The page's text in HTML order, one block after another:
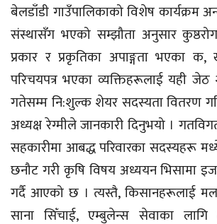
बेलडाँडी गाउँपालिकाको विशेष कार्यक्रम
संस्थासँग भएको सम्झौता अनुसार
प्रकार र प्रकृतिका अपाङ्गता भएका
परिचयपत्र भएका व्यक्तिहरूलाई यही
गतेसम्म नि:शुल्क शेयर सदस्यता वितरण
अध्यक्ष रेग्मीले जानकारी दिनुभयो ।
सहकारीमा आबद्ध परिवारका सदस्यहरू
छनौट गरी कृषि विषय अध्ययन भिसामा
गर्दै आएको छ । त्यस्तै, किसानहरूलाई
साना सिँचाई, एम्बुलेन्स सेवाका